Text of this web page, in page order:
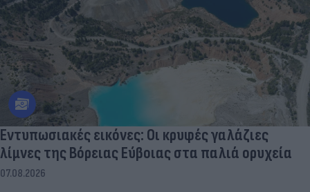
Εντυπωσιακές εικόνες: Οι κρυφές γαλάζιες
λίμνες της Βόρειας Εύβοιας στα παλιά ορυχεία
07.08.2026